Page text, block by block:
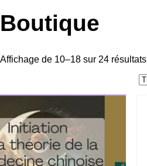
Boutique
Affichage de 10–18 sur 24 résultats